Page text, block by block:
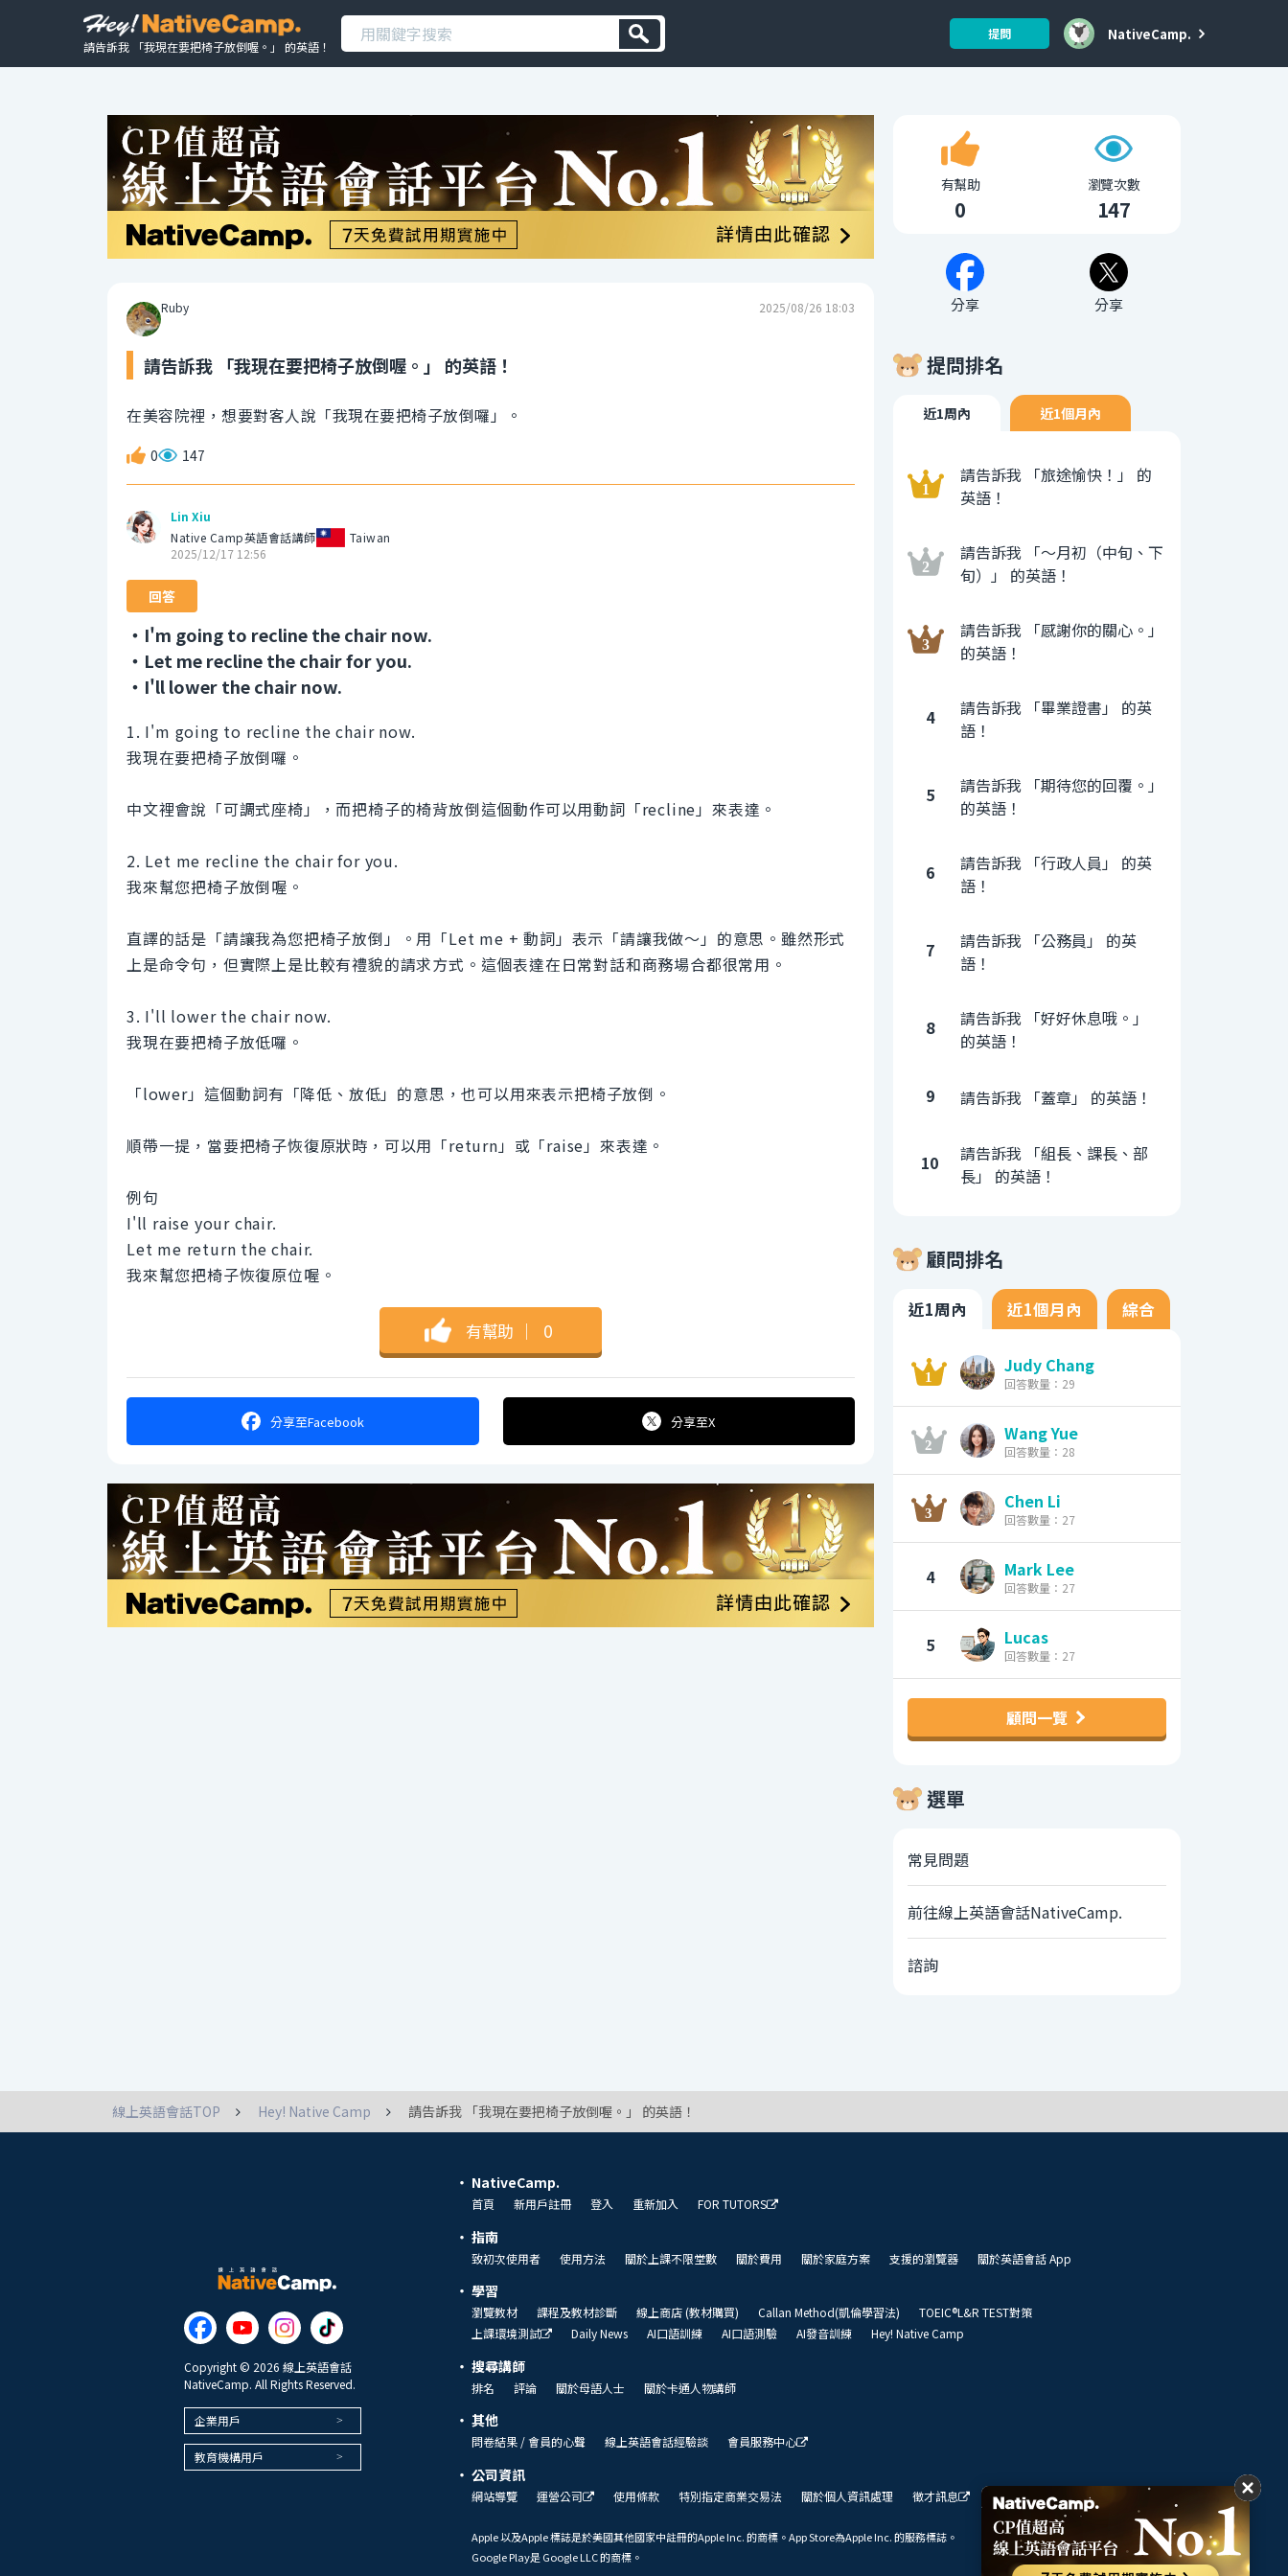
請告訴我 「我現在要把椅子放倒喔。」 的英語！
提問 NativeCamp.
Ruby 2025/08/26 18:03
請告訴我 「我現在要把椅子放倒喔。」 的英語！
在美容院裡，想要對客人說「我現在要把椅子放倒囉」。
0 147
Lin Xiu
Native Camp英語會話講師
Taiwan
2025/12/17 12:56
回答
・I'm going to recline the chair now.
・Let me recline the chair for you.
・I'll lower the chair now.
1. I'm going to recline the chair now.
我現在要把椅子放倒囉。
中文裡會說「可調式座椅」，而把椅子的椅背放倒這個動作可以用動詞「recline」來表達。
2. Let me recline the chair for you.
我來幫您把椅子放倒喔。
直譯的話是「請讓我為您把椅子放倒」。用「Let me + 動詞」表示「請讓我做～」的意思。雖然形式
上是命令句，但實際上是比較有禮貌的請求方式。這個表達在日常對話和商務場合都很常用。
3. I'll lower the chair now.
我現在要把椅子放低囉。
「lower」這個動詞有「降低、放低」的意思，也可以用來表示把椅子放倒。
順帶一提，當要把椅子恢復原狀時，可以用「return」或「raise」來表達。
例句
I'll raise your chair.
Let me return the chair.
我來幫您把椅子恢復原位喔。
有幫助 ｜ 0
分享至Facebook 分享至X
有幫助
0
瀏覽次數
147
分享 分享
提問排名
近1周內 近1個月內
請告訴我 「旅途愉快！」 的
英語！
請告訴我 「〜月初（中旬、下
旬）」 的英語！
請告訴我 「感謝你的關心。」
的英語！
4
請告訴我 「畢業證書」 的英
語！
5
請告訴我 「期待您的回覆。」
的英語！
6
請告訴我 「行政人員」 的英
語！
7
請告訴我 「公務員」 的英
語！
8
請告訴我 「好好休息哦。」
的英語！
9 請告訴我 「蓋章」 的英語！
10
請告訴我 「組長、課長、部
長」 的英語！
顧問排名
近1周內 近1個月內 綜合
Judy Chang
回答數量：29
Wang Yue
回答數量：28
Chen Li
回答數量：27
4 Mark Lee
回答數量：27
5 Lucas
回答數量：27
顧問一覽
選單
常見問題
前往線上英語會話NativeCamp.
諮詢
線上英語會話TOP Hey! Native Camp 請告訴我 「我現在要把椅子放倒喔。」 的英語！
Copyright © 2026 線上英語會話
NativeCamp. All Rights Reserved.
企業用戶
教育機構用戶
NativeCamp.
首頁 新用戶註冊 登入 重新加入 FOR TUTORS
指南
致初次使用者 使用方法 關於上課不限堂數 關於費用 關於家庭方案 支援的瀏覽器 關於英語會話 App
學習
瀏覽教材 課程及教材診斷 線上商店 (教材購買) Callan Method(凱倫學習法)
TOEIC®L&R TEST對策
上課環境測試
Daily News AI口語訓練 AI口語測驗 AI發音訓練 Hey! Native Camp
搜尋講師
排名 評論 關於母語人士 關於卡通人物講師
其他
問卷結果 / 會員的心聲 線上英語會話經驗談 會員服務中心
公司資訊
網站導覽 運營公司 使用條款 特別指定商業交易法 關於個人資訊處理 徵才訊息 我們的展望
Apple 以及Apple 標誌是於美國其他國家中註冊的Apple Inc. 的商標。App Store為Apple Inc. 的服務標誌。
Google Play是 Google LLC 的商標。